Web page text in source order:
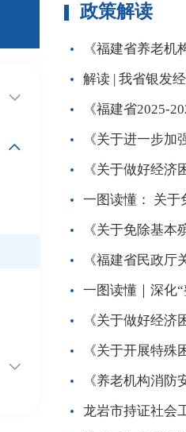
政策解读
《福建省养老
解读 | 我省银发
《福建省2025-
《关于进一步
《关于做好经
一图读懂： 关于
《关于免除基
《福建省民政
一图读懂｜深化
《关于做好经
《关于开展特殊
《养老机构消防
龙岩市持证社会